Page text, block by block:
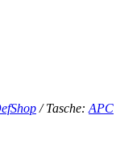
/ Tasche: APC